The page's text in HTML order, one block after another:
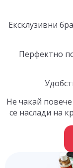
Ексклузивни
Перфектно
Не чакай
се наслади на